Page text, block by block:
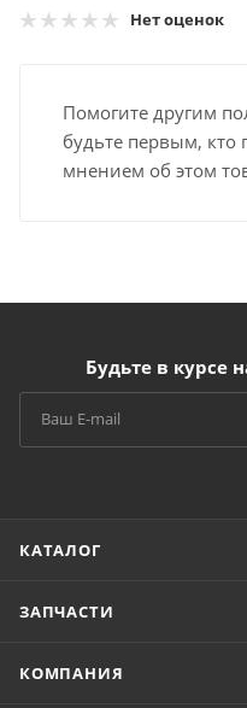
Нет оценок
Помогите другим
будьте первым, кто
мнением об этом
Будьте в курсе
КАТАЛОГ
ЗАПЧАСТИ
КОМПАНИЯ